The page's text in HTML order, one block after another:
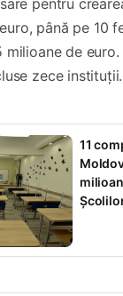
până pe 10
milioane de
zece instituții.
11